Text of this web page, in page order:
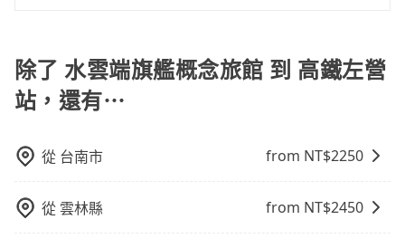
用戶卻遲遲尚未歸還，又或者要還車時卻偏偏找不到停
車位，對於急著用車或者要載其他乘客的人來說就有不
小的風險。最後，雖然路邊隨租隨還看似方便，但實際
上下車地點仍有段距離，在遇到下雨天或者載行李時，
下，旅步的包車服務價格相對更為透明和具體，一般是
按照包車時間和里程、車型來計費，價格在網站上公開
透明，方便客戶可以更加準確地了解行程所需時間和費
除了 水雲端旗艦概念旅館 到 高鐵左營
站，還有⋯
從 台南市 from NT$2250
從雲林縣 from NT$2450